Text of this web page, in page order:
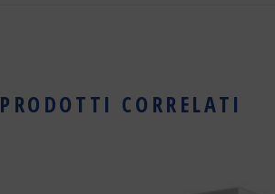
PRODOTTI CORRELATI